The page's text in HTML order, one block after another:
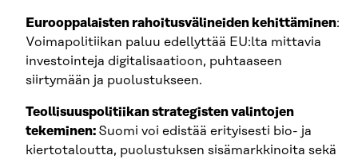
Eurooppalaisten rahoitusvälineiden kehittäminen:
Voimapolitiikan paluu edellyttää EU:lta mittavia
investointeja digitalisaatioon, puhtaaseen
siirtymään ja puolustukseen.
Teollisuuspolitiikan strategisten valintojen
tekeminen: Suomi voi edistää erityisesti bio- ja
kiertotaloutta, puolustuksen sisämarkkinoita sekä